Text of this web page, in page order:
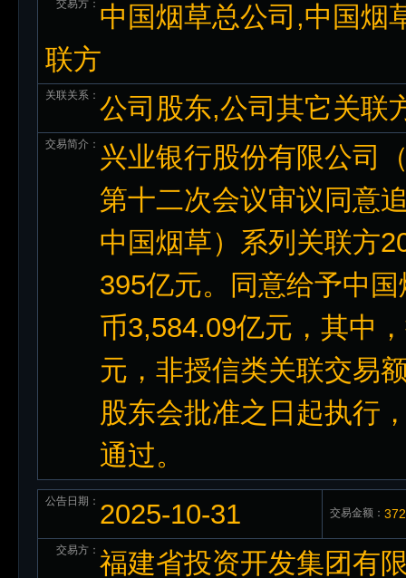
交易方： 中国烟草总公司,中国烟
联方
关联关系： 公司股东,公司其它关联
交易简介： 兴业银行股份有限公司
第十二次会议审议同意
中国烟草）系列关联方
395亿元。同意给予中
币3,584.09亿元，其中
元，非授信类关联交易
股东会批准之日起执行
通过。
公告日期： 2025-10-31 交易金额：
交易方： 福建省投资开发集团有